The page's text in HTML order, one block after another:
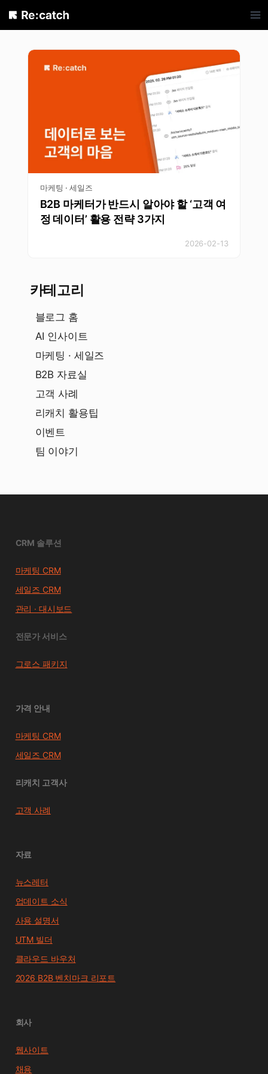
Skip
마케팅 · 세일즈
B2B 마케터가 반드시 알아야 할 ‘고객 여
정 데이터’ 활용 전략 3가지
2026-02-13
카테고리
블로그 홈
AI 인사이트
마케팅 · 세일즈
B2B 자료실
고객 사례
리캐치 활용팁
이벤트
팀 이야기
CRM 솔루션
마케팅 CRM
세일즈 CRM
관리 · 대시보드
전문가 서비스
그로스 패키지
가격 안내
마케팅 CRM
세일즈 CRM
리캐치 고객사
고객 사례
자료
뉴스레터
업데이트 소식
사용 설명서
UTM 빌더
클라우드 바우처
2026 B2B 벤치마크 리포트
회사
웹사이트
채용